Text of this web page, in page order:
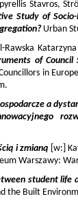
Stavros,
Study of
Urban
Rawska
of Council
in
a
i zmianą [w:]
Warszawy:
student life
the Built